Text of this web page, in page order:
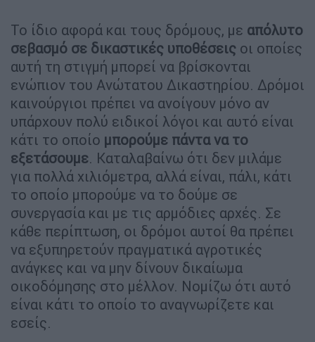
Το ίδιο αφορά και τους δρόμους, με απόλυτο
σεβασμό σε δικαστικές υποθέσεις οι οποίες
αυτή τη στιγμή μπορεί να βρίσκονται
ενώπιον του Ανώτατου Δικαστηρίου. Δρόμοι
καινούργιοι πρέπει να ανοίγουν μόνο αν
υπάρχουν πολύ ειδικοί λόγοι και αυτό είναι
κάτι το οποίο μπορούμε πάντα να το
εξετάσουμε. Καταλαβαίνω ότι δεν μιλάμε
για πολλά χιλιόμετρα, αλλά είναι, πάλι, κάτι
το οποίο μπορούμε να το δούμε σε
συνεργασία και με τις αρμόδιες αρχές. Σε
κάθε περίπτωση, οι δρόμοι αυτοί θα πρέπει
να εξυπηρετούν πραγματικά αγροτικές
ανάγκες και να μην δίνουν δικαίωμα
οικοδόμησης στο μέλλον. Νομίζω ότι αυτό
είναι κάτι το οποίο το αναγνωρίζετε και
εσείς.